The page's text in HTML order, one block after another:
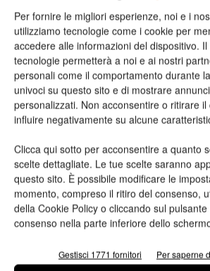
Per fornire le migliori esperienze, noi e i
utilizziamo tecnologie come i cookie per
accedere alle informazioni del dispositivo.
tecnologie permetterà a noi e ai nostri
personali come il comportamento durante
univoci su questo sito e di mostrare
personalizzati. Non acconsentire o ritirare il
influire negativamente su alcune
Clicca qui sotto per acconsentire a quanto
scelte dettagliate. Le tue scelte saranno
questo sito. È possibile modificare le
momento, compreso il ritiro del consenso,
della Cookie Policy o cliccando sul
consenso nella parte inferiore dello
Gestisci 1771 fornitori Per saperne
all’estero? Quanto siamo conosciuti e
questo aspetto?
«Sicuramente siamo molto apprezzati per
siamo capaci di risolvere problemi che
sono altrettanto rapidi a districare. Mentre,
siamo abbasta conosciuti per quanto
capacità di creare anche dell’alta qualità
questo senso si pensa alla Germania, ma
da invidiarle sotto il punto di vista della
costruzione, vuoi dei particolari meccanici,
macchine – del resto come costruttori di
posizionarsi come leader ideale nella